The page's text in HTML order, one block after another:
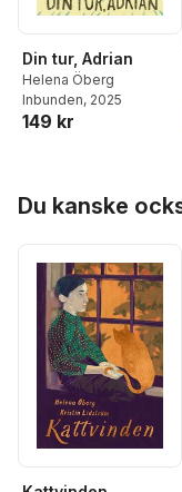
Din tur, Adrian
Helena Öberg
Inbunden, 2025
149 kr
Du kanske